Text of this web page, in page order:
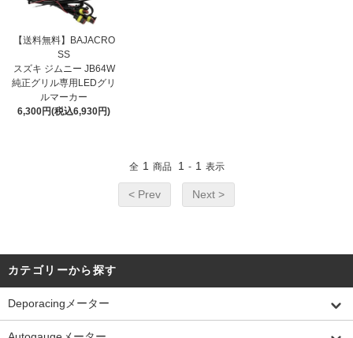
【送料無料】BAJACRO
SS
スズキ ジムニー JB64W
純正グリル専用LEDグリ
ルマーカー
6,300円(税込6,930円)
全 1 商品 1 - 1 表示
< Prev Next >
カテゴリーから探す
Deporacingメーター